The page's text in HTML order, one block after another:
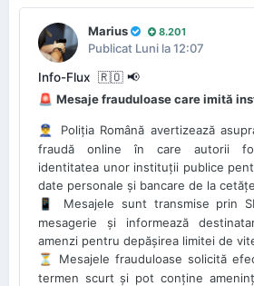
Marius 8.201
Publicat Luni la 12:07
Info-Flux ​ 🇷🇴 📢
🚨 Mesaje frauduloase care imită
👮‍♂️
Poliția Română avertizează
fraudă online în care autorii
identitatea unor instituții publice
date personale și bancare de la
📱
Mesajele sunt transmise prin
mesagerie și informează
amenzi pentru depășirea limitei de
⏳
Mesajele frauduloase solicită
termen scurt și pot conține